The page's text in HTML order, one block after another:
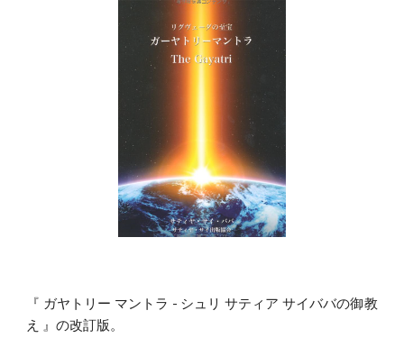
『 ガヤトリー マントラ - シュリ サティア サイババの御教
え 』の改訂版。